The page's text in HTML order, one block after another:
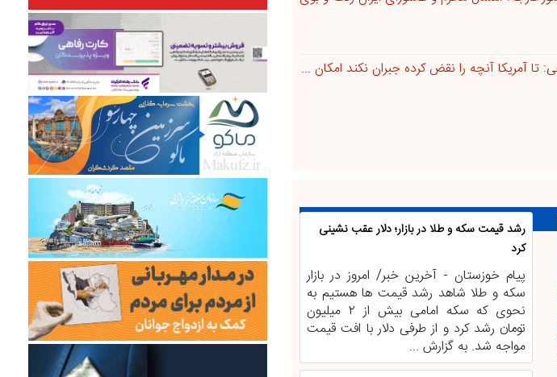
تا آمریکا آنچه را نقض کرده جبران نکند امکان ...
رشد قیمت سکه و طلا در بازار؛ دلار عقب نشینی
کرد
پیام خوزستان - آخرین خبر/ امروز در بازار
سکه و طلا شاهد رشد قیمت ها هستیم به
نحوی که سکه امامی بیش از ۲ میلیون
تومان رشد کرد و از طرفی دلار با افت قیمت
مواجه شد. به گزارش ...